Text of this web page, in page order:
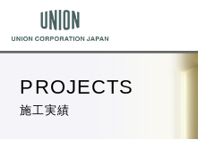
PROJECTS
施工実績